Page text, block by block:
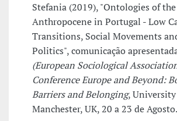
Stefania (2019), "Ontologies of the
Anthropocene in Portugal - Low
Transitions, Social Movements
Politics", comunicação
(European Sociological
Conference Europe and Beyond:
Barriers and Belonging,
Manchester, UK, 20 a 23 de Agosto.